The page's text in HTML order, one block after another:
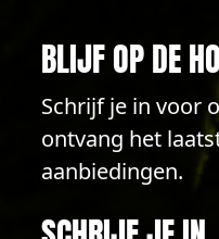
BLIJF OP DE
Schrijf je in voor
ontvang het
aanbiedingen.